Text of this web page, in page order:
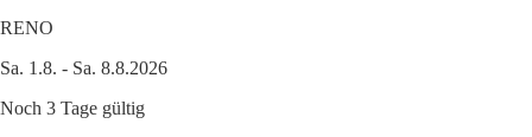
RENO
Sa. 1.8. - Sa. 8.8.2026
Noch 3 Tage gültig